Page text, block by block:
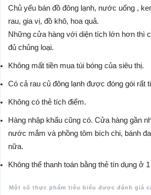
Chủ yếu bán đồ đông lạnh, nước uống ,
rau, gia vị, đồ khô, hoa quả.
Những cửa hàng với diện tích lớn hơn thì
đủ chủng loại.
Không mất tiền mua túi bóng của siêu thị.
Có cả rau củ đông lạnh được đóng gói rất
Không có thẻ tích điểm.
Hàng nhập khẩu cũng có. Cửa hàng gần
nước mắm và phồng tôm bích chi, bánh
nữa.
Không thể thanh toán bằng thẻ tín dụng ở
Một số thực phẩm tiêu biểu được đánh giá